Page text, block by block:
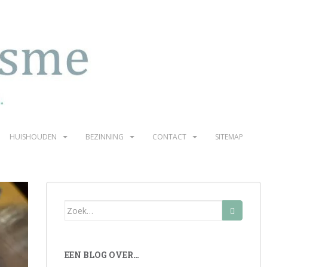
HUISHOUDEN BEZINNING CONTACT SITEMAP
Zoek
EEN BLOG OVER…